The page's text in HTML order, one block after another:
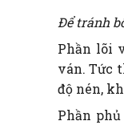
Để tránh
Phần lõi
ván. Tức
độ nén,
Phần